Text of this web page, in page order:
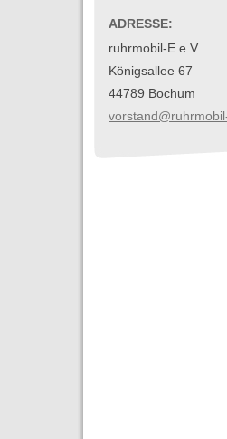
ADRESSE:
ruhrmobil-E e.V.
Königsallee 67
44789 Bochum